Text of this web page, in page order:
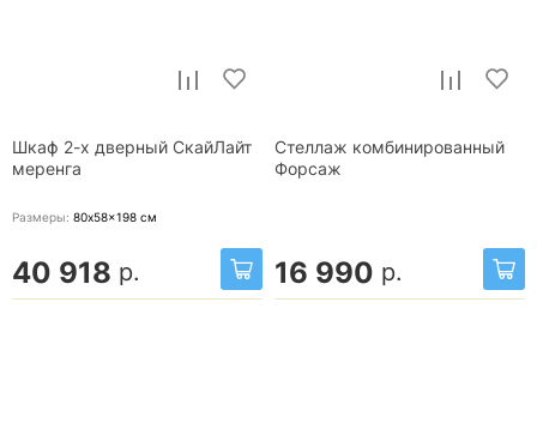
Шкаф 2-х дверный СкайЛайт
меренга
Размеры: 80x58x198 см
40 918 р.
Стеллаж комбинированный
Форсаж
16 990 р.